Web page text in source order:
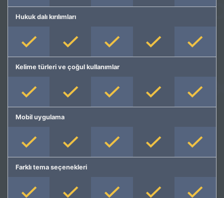
Hukuk dalı kırılımları
Kelime türleri ve çoğul kullanımlar
Mobil uygulama
Farklı tema seçenekleri